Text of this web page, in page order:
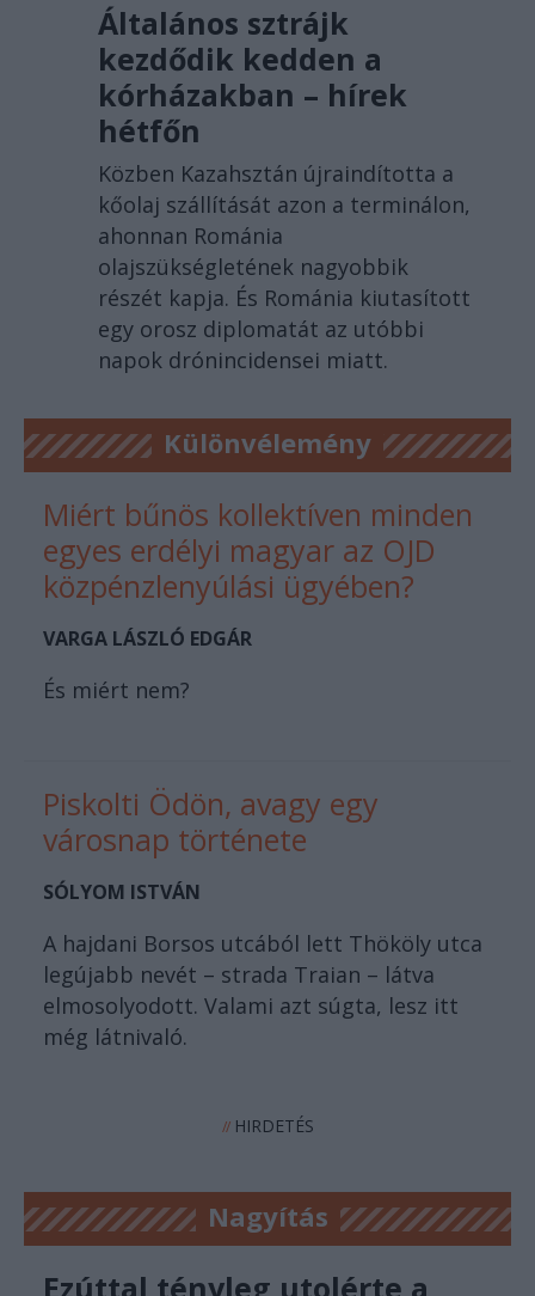
Általános sztrájk
kezdődik kedden a
kórházakban – hírek
hétfőn
Közben Kazahsztán újraindította a
kőolaj szállítását azon a terminálon,
ahonnan Románia
olajszükségletének nagyobbik
részét kapja. És Románia kiutasított
egy orosz diplomatát az utóbbi
napok drónincidensei miatt.
Különvélemény
Miért bűnös kollektíven minden
egyes erdélyi magyar az OJD
közpénzlenyúlási ügyében?
VARGA LÁSZLÓ EDGÁR
És miért nem?
Piskolti Ödön, avagy egy
városnap története
SÓLYOM ISTVÁN
A hajdani Borsos utcából lett Thököly utca
legújabb nevét – strada Traian – látva
elmosolyodott. Valami azt súgta, lesz itt
még látnivaló.
//HIRDETÉS
Nagyítás
Ezúttal tényleg utolérte a